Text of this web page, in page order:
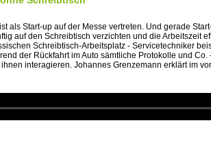
als Start-up auf der Messe vertreten. Und gerade
auf den Schreibtisch verzichten und die Arbeitszeit
Schreibtisch-Arbeitsplatz - Servicetechniker
der Rückfahrt im Auto sämtliche Protokolle und Co.
interagieren. Johannes Grenzemann erklärt im